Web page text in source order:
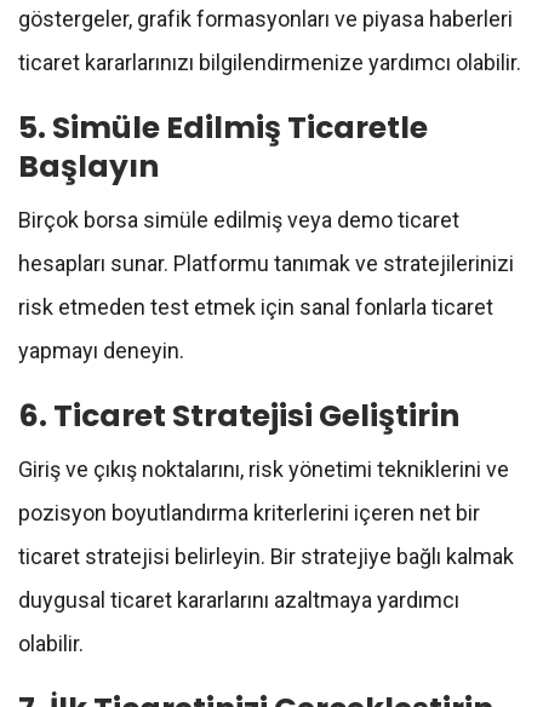
göstergeler, grafik formasyonları ve piyasa haberleri
ticaret kararlarınızı bilgilendirmenize yardımcı olabilir.
5. Simüle Edilmiş Ticaretle
Başlayın
Birçok borsa simüle edilmiş veya demo ticaret
hesapları sunar. Platformu tanımak ve stratejilerinizi
risk etmeden test etmek için sanal fonlarla ticaret
yapmayı deneyin.
6. Ticaret Stratejisi Geliştirin
Giriş ve çıkış noktalarını, risk yönetimi tekniklerini ve
pozisyon boyutlandırma kriterlerini içeren net bir
ticaret stratejisi belirleyin. Bir stratejiye bağlı kalmak
duygusal ticaret kararlarını azaltmaya yardımcı
olabilir.